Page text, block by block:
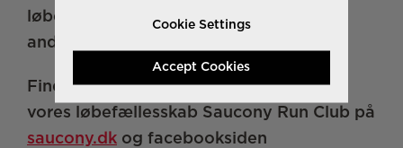
løber. En bedre dag er, når vi inspirerer
andre til at løbe.
Find mere information om vores sko og
vores løbefællesskab Saucony Run Club på
saucony.dk og facebooksiden
Cookie Settings
Accept Cookies